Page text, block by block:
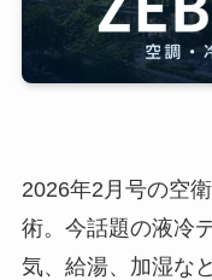
2026年2月号の空
術。今話題の液冷
気、給湯、加湿な